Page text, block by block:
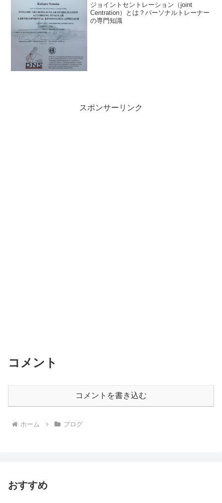
ジョイントセントレーション（joint
Centration）とは？パーソナルトレーナー
の専門知識
スポンサーリンク
コメント
コメントを書き込む
ホーム ブログ
おすすめ